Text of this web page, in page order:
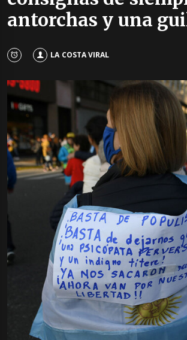
antorchas y una
LA COSTA VIRAL